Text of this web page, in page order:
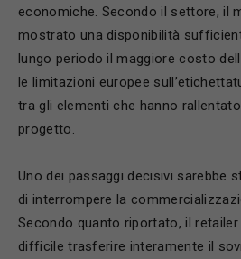
economiche. Secondo il settore, il
mostrato una disponibilità
lungo periodo il maggiore costo
le limitazioni europee
tra gli elementi che hanno
progetto.
Uno dei passaggi decisivi sarebbe
di interrompere la
Secondo quanto riportato, il
difficile trasferire interamente il